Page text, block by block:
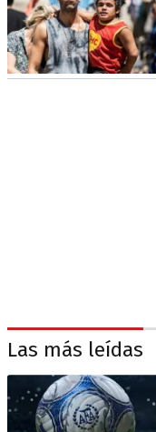
Las más leídas